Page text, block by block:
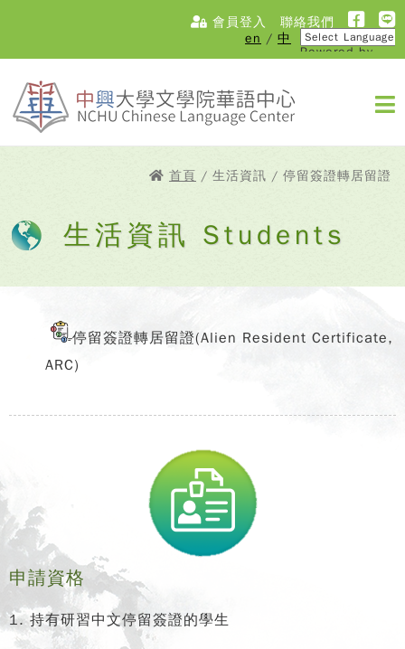
會員登入
聯絡我們
en / 中
Powered by
首頁 / 生活資訊 / 停留簽證轉居留證
生活資訊 Students
停留簽證轉居留證(Alien Resident Certificate,
ARC)
申請資格
1. 持有研習中文停留簽證的學生